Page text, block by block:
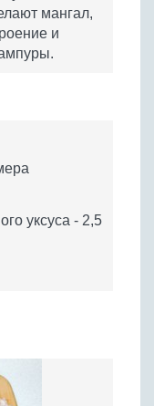
мангал,
и
уксуса - 2,5